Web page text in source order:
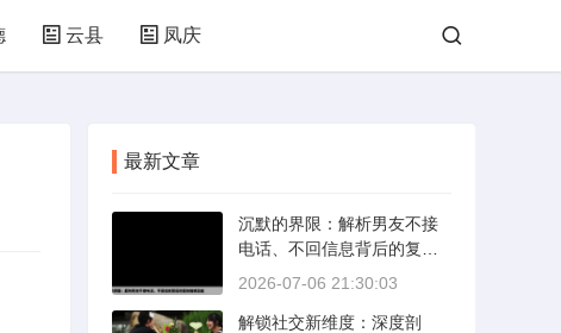
云县 凤庆
最新文章
沉默的界限：解析男友不接
电话、不回信息背后的复杂
情感动态
2026-07-06 21:30:03
解锁社交新维度：深度剖